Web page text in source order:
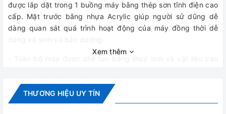
được lắp dặt trong 1 buồng máy bằng thép sơn tĩnh điện cao
cấp. Mặt trước bằng nhựa Acrylic giúp người sử dũng dễ
dàng quan sát quá trình hoạt động của máy đồng thời dễ
+ Buồng đun: Thuỷ tinh Thạch anh (Quartz) độ cứng cao
Xem thêm
THƯƠNG HIỆU UY TÍN